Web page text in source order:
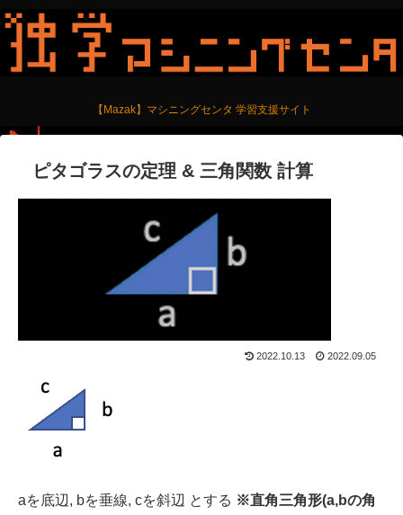
【Mazak】マシニングセンタ 学習支援サイト
ピタゴラスの定理 & 三角関数 計算
2022.10.13 2022.09.05
aを底辺, bを垂線, cを斜辺 とする ※直角三角形(a,bの角